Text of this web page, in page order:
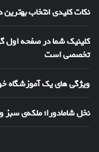
نکات کلیدی انتخاب بهترین
کلینیک شما در صفحه
تخصصی است
ویژگی های یک آموزشگاه
نخل شامادورا؛ ملکه‌ی سبز